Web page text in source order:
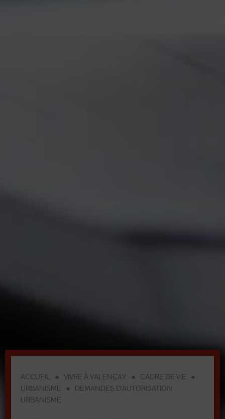
ACCUEIL ● VIVRE À VALENÇAY ● CADRE DE VIE ●
URBANISME ● DEMANDES D’AUTORISATION
URBANISME